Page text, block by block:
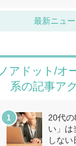
最新ニュ
ノアドット/オ
系の記事ア
20代
い」は
しない